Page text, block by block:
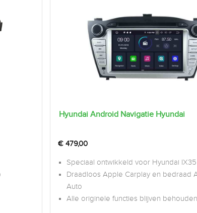
Hyundai Android Navigatie Hyundai
€ 479,00
Speciaal ontwikkeld voor Hyundai IX35
Draadloos Apple Carplay en bedraad
Auto
Alle originele functies blijven behouden